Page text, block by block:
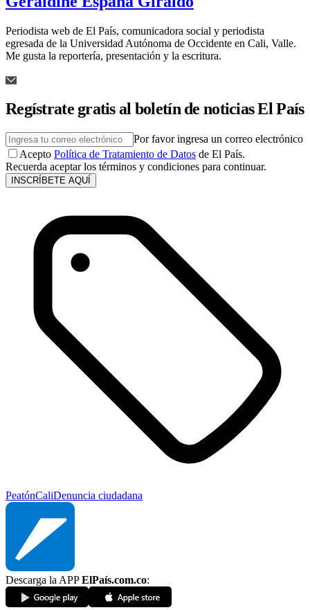
Periodista web de El País, comunicadora social y periodista
egresada de la Universidad Autónoma de Occidente en Cali, Valle.
Me gusta la reportería, presentación y la escritura.
Regístrate gratis al boletín de noticias El País
Por favor ingresa un correo electrónico
Acepto Política de Tratamiento de Datos de El País.
Recuerda aceptar los términos y condiciones para continuar.
INSCRÍBETE AQUÍ
PeatónCaliDenuncia ciudadana
Descarga la APPElPaís.com.co: